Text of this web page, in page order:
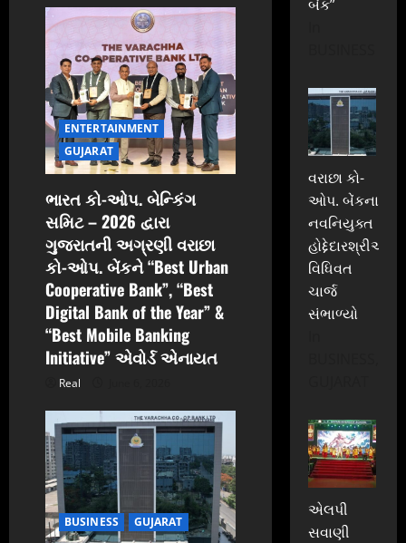
a
t
i
o
n
ENTERTAINMENT
GUJARAT
ભારત કો-ઓપ. બેન્કિંગ
સમિટ – 2026 દ્વારા
ગુજરાતની અગ્રણી વરાછા
કો-ઓપ. બેંકને “Best Urban
Cooperative Bank”, “Best
Digital Bank of the Year” &
“Best Mobile Banking
Initiative” એવોર્ડ એનાયત
Real
BUSINESS GUJARAT
બેંક”
વરાછા કો-
ઓપ. બેંકના
નવનિયુક્ત
હોદ્દેદારશ્રીઓએ
વિધિવત
ચાર્જ
સંભાળ્યો
એલપી
સવાણી